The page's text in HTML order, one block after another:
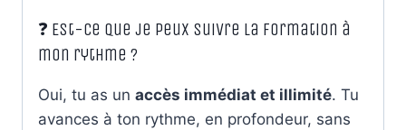
❓ Est-ce que je peux suivre la formation à
mon rythme ?
Oui, tu as un accès immédiat et illimité. Tu
avances à ton rythme, en profondeur, sans